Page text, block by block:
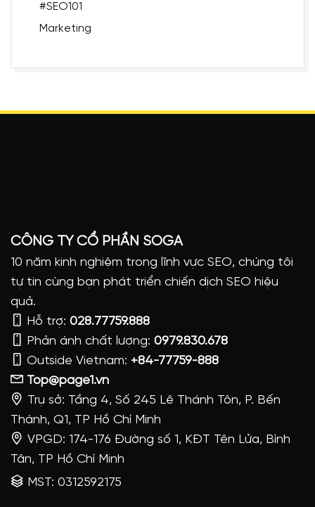
#SEO101
Marketing
CÔNG TY CỔ PHẦN SOGA
10 năm kinh nghiệm trong lĩnh vực SEO, chúng tôi
tự tin cùng bạn phát triển chiến dịch SEO hiệu
quả.
Hỗ trợ: 028.77759.888
Phản ánh chất lượng: 0979.830.678
Outside Vietnam: +84-77759-888
Top@page1.vn
Trụ sở: Tầng 4, Số 245 Lê Thánh Tôn, P. Bến
Thành, Q1, TP Hồ Chí Minh
VPGD: 174-176 Đường số 1, KĐT Tên Lửa, Bình
Tân, TP Hồ Chí Minh
MST: 0312592175